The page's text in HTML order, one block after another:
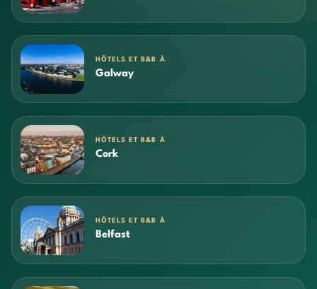
HÔTELS ET B&B À
Galway
HÔTELS ET B&B À
Cork
HÔTELS ET B&B À
Belfast